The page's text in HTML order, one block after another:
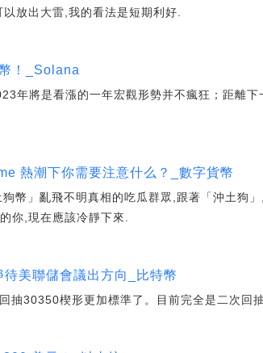
放出大雷,我的看法是短期利好.
！_Solana
年將是看漲的一年宏觀形勢并不瘋狂；距離
熱潮下你需要注意什么？_數字貨幣
幣」亂飛不明真相的吃瓜群眾,跟著「沖土狗
你,現在應該冷靜下來.
美聯儲會議出方向_比特幣
抽30350楔形更加標準了。目前完全是二次回